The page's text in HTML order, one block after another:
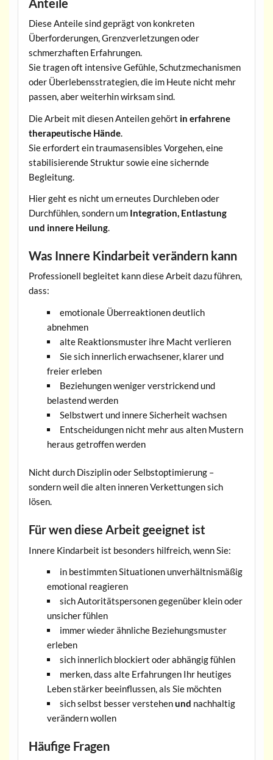
Diese Anteile sind geprägt von konkreten
Überforderungen, Grenzverletzungen oder
schmerzhaften Erfahrungen.
Sie tragen oft intensive Gefühle, Schutzmechanismen
oder Überlebensstrategien, die im Heute nicht mehr
passen, aber weiterhin wirksam sind.
Die Arbeit mit diesen Anteilen gehört in erfahrene
therapeutische Hände.
Sie erfordert ein traumasensibles Vorgehen, eine
stabilisierende Struktur sowie eine sichernde
Begleitung.
Hier geht es nicht um erneutes Durchleben oder
Durchfühlen, sondern um Integration, Entlastung
und innere Heilung.
Was Innere Kindarbeit verändern kann
Professionell begleitet kann diese Arbeit dazu führen,
dass:
emotionale Überreaktionen deutlich
abnehmen
alte Reaktionsmuster ihre Macht verlieren
Sie sich innerlich erwachsener, klarer und
freier erleben
Beziehungen weniger verstrickend und
belastend werden
Selbstwert und innere Sicherheit wachsen
Entscheidungen nicht mehr aus alten Mustern
heraus getroffen werden
Nicht durch Disziplin oder Selbstoptimierung –
sondern weil die alten inneren Verkettungen sich
lösen.
Für wen diese Arbeit geeignet ist
Innere Kindarbeit ist besonders hilfreich, wenn Sie:
in bestimmten Situationen unverhältnismäßig
emotional reagieren
sich Autoritätspersonen gegenüber klein oder
unsicher fühlen
immer wieder ähnliche Beziehungsmuster
erleben
sich innerlich blockiert oder abhängig fühlen
merken, dass alte Erfahrungen Ihr heutiges
Leben stärker beeinflussen, als Sie möchten
sich selbst besser verstehenund nachhaltig
verändern wollen
Häufige Fragen